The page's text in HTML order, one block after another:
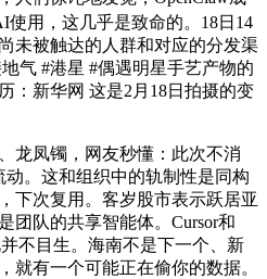
使用，这几乎是致命的。18日14
未被触达的人群和对应的分发渠
气 #港星 #偶遇明星手艺产物的
：新华网 这是2月18日拍摄的变
凤镯，网友秒懂：此次不消
。这和组织中的轨制性是同构
下次复用。客岁股市表示跃居亚
团队的共享智能体。Cursor和
不目生。海南不是下一个、新
就有一个可能正在偷你的数据。